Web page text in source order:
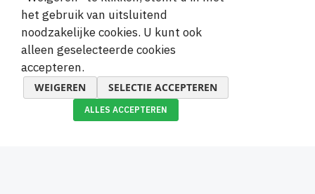
Veilige en gemakkelijke betalingen
het gebruik van uitsluitend
noodzakelijke cookies. U kunt ook
alleen geselecteerde cookies
accepteren.
WEIGEREN SELECTIE ACCEPTEREN
ALLES ACCEPTEREN